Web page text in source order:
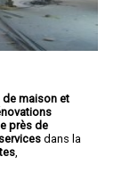
maison et
près de
services dans la